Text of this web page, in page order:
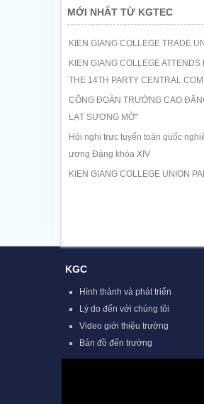
MỚI NHẤT TỪ KGTEC
KIEN GIANG COLLEGE TRADE
KIEN GIANG COLLEGE
THE 14TH PARTY CENTRAL
CÔNG ĐOÀN TRƯỜNG CAO
LẠT SƯƠNG MỜ"
Hội nghị trực tuyến toàn quốc
ương Đảng khóa XIV
KIEN GIANG COLLEGE UNION
KGC
Hình thành và phát triển
Lý do đến với chúng tôi
Video giới thiệu trường
Bản đồ đến trường